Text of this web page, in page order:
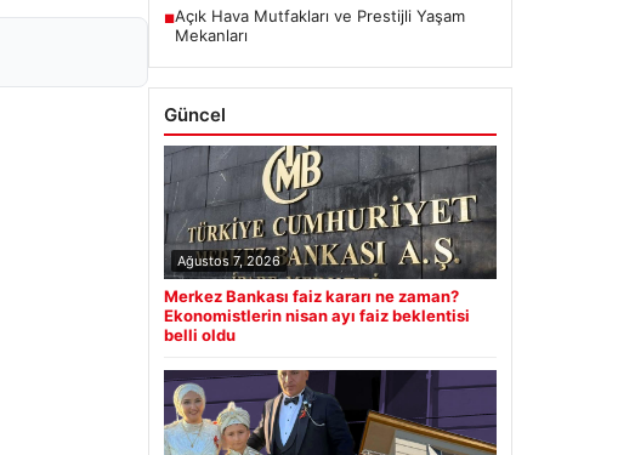
■Açık Hava Mutfakları ve Prestijli Yaşam
Mekanları
Güncel
Ağustos 7, 2026
Merkez Bankası faiz kararı ne zaman?
Ekonomistlerin nisan ayı faiz beklentisi
belli oldu